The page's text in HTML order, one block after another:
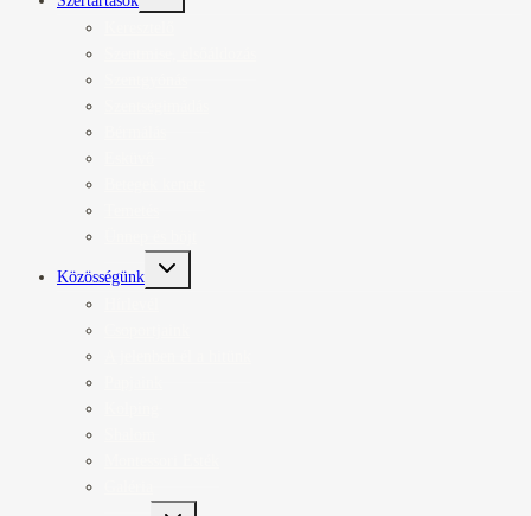
Közösségünk
Toggle
child
Toggle